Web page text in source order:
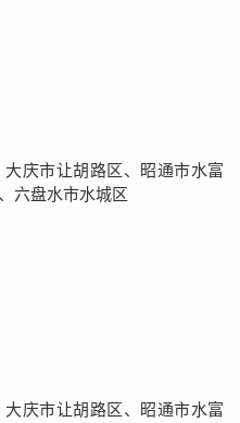
庆市让胡路区、昭通市水富
六盘水市水城区
庆市让胡路区、昭通市水富